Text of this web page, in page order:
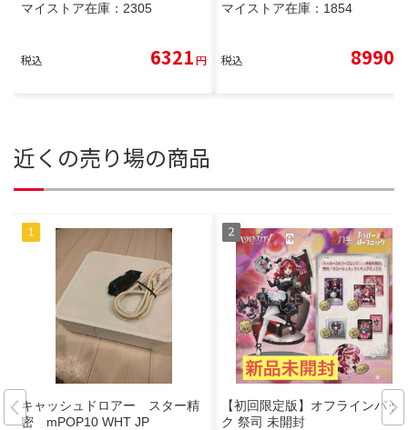
マイストア在庫： 2305
税込 6321円
マイストア在庫： 1854
税込 8990
近くの売り場の商品
キャッシュドロアー スター精
密 mPOP10 WHT JP
【初回限定版】オフラインパッ
ク 祭司 未開封